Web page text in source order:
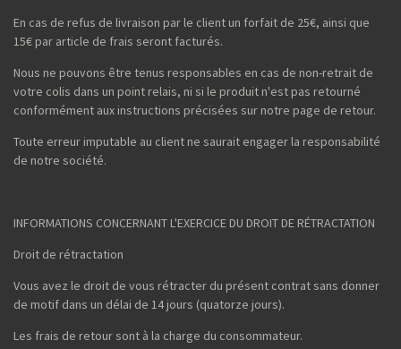
En cas de refus de livraison par le client un forfait de 25€, ainsi que
15€ par article de frais seront facturés.
Nous ne pouvons être tenus responsables en cas de non-retrait de
votre colis dans un point relais, ni si le produit n'est pas retourné
conformément aux instructions précisées sur notre page de retour.
Toute erreur imputable au client ne saurait engager la responsabilité
de notre société.
INFORMATIONS CONCERNANT L'EXERCICE DU DROIT DE RÉTRACTATION
Droit de rétractation
Vous avez le droit de vous rétracter du présent contrat sans donner
de motif dans un délai de 14 jours (quatorze jours).
Les frais de retour sont à la charge du consommateur.